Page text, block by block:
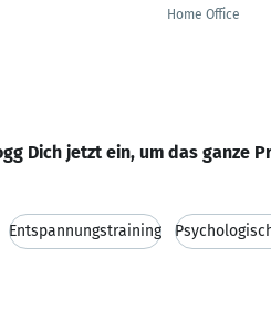
Home Office
Dich jetzt ein, um das ganze
Entspannungstraining